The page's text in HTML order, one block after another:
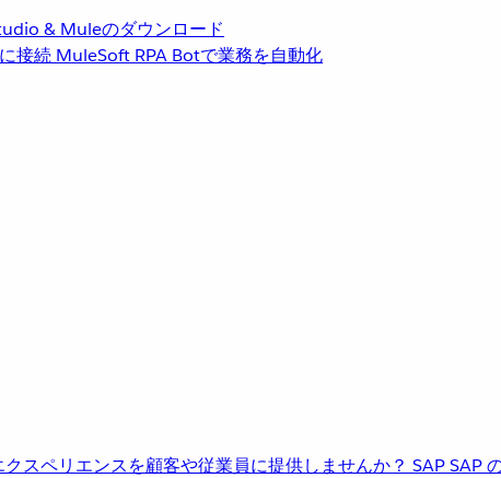
& Muleのダウンロード
接続 MuleSoft RPA Botで業務を自動化
スペリエンスを顧客や従業員に提供しませんか？ SAPSAP